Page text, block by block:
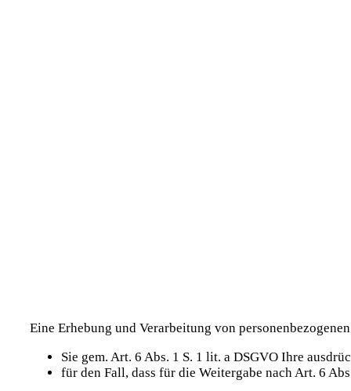
Eine Erhebung und Verarbeitung von
Sie gem. Art. 6 Abs. 1 S. 1 lit. a DSGVO Ihre
für den Fall, dass für die Weitergabe nach Art. 6